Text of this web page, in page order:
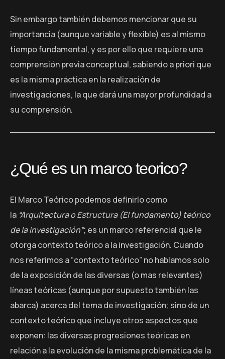
Sin embargo también debemos mencionar que su
importancia (aunque variable y flexible) es al mismo
tiempo fundamental, y es por ello que requiere una
comprensión previa conceptual, sabiendo a priori que
es la misma práctica en la realización de
investigaciones, la que dará una mayor profundidad a
su comprensión.
¿Qué es un marco teorico?
El Marco Teórico podemos definirlo como
la “Arquitectura o Estructura (El fundamento) teórico
de la investigación”; es un marco referencial que le
otorga contexto teórico a la investigación. Cuando
nos referimos a “contexto teórico” no hablamos solo
de la exposición de las diversas (o mas relevantes)
líneas teóricas (aunque por supuesto también las
abarca) acerca del tema de investigación; sino de un
contexto teórico que incluye otros aspectos que
exponen: las diversas progresiones teóricas en
relación a la evolución de la misma problemática de la